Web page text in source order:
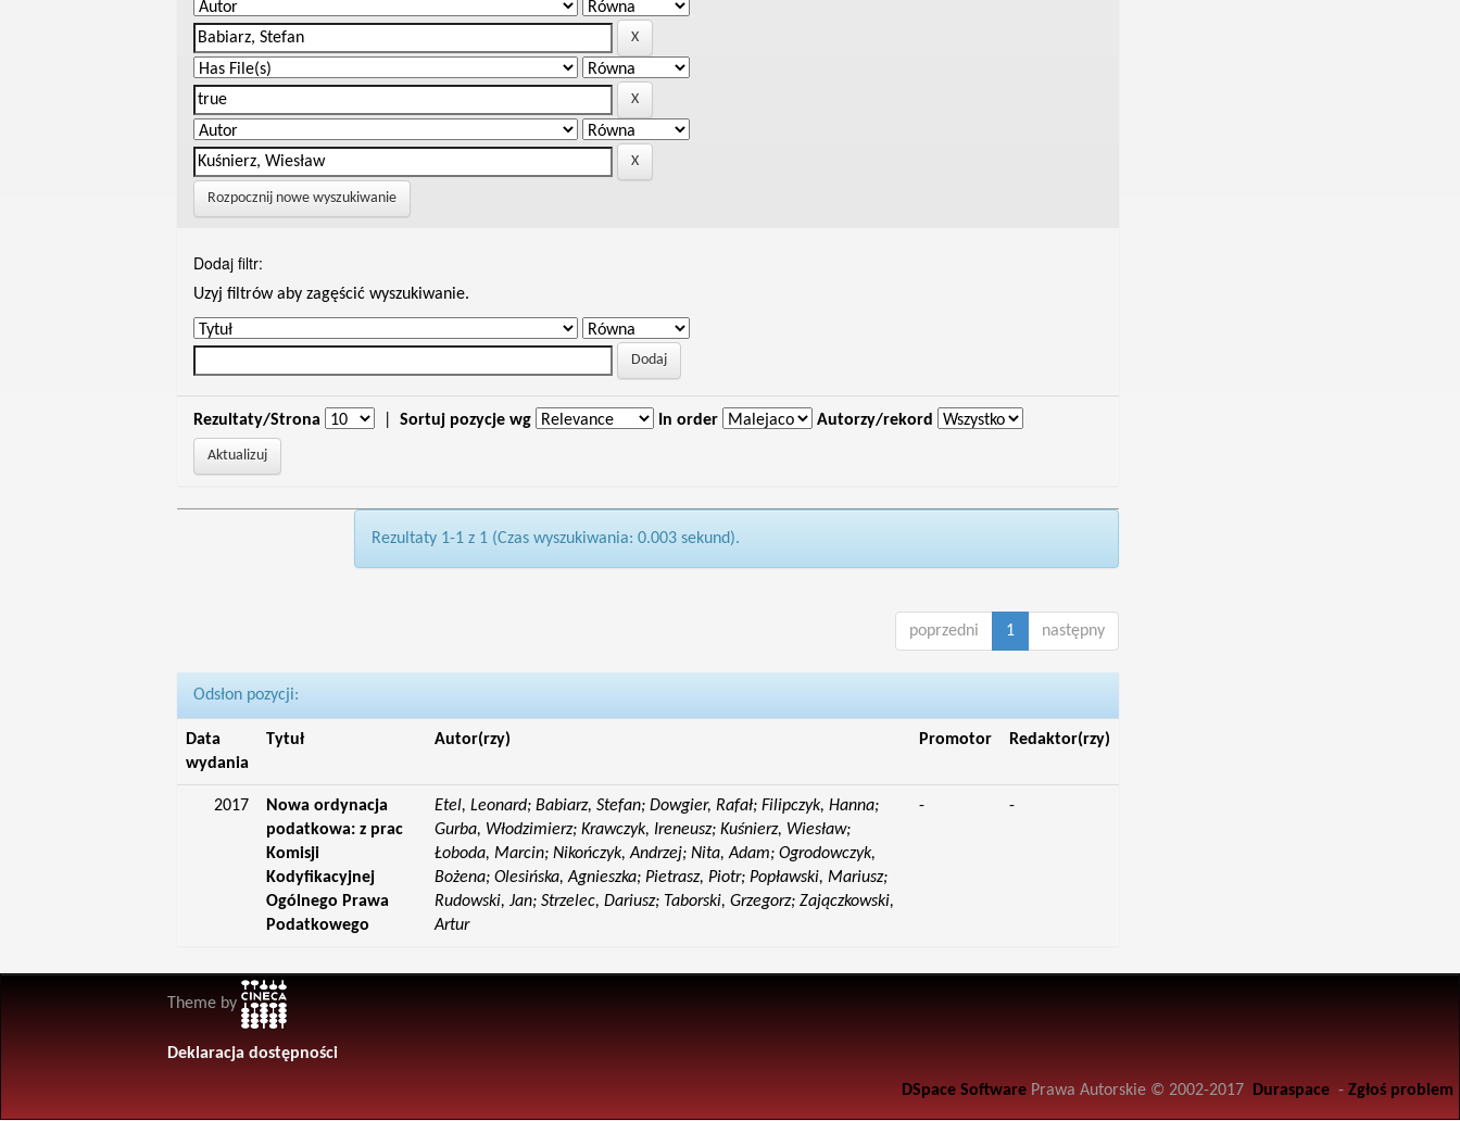
Rozpocznij nowe wyszukiwanie
Dodaj filtr:
Uzyj filtrów aby zagęścić wyszukiwanie.
Rezultaty/Strona Sortuj pozycje wg In order Autorzy/rekord
Rezultaty 1-1 z 1 (Czas wyszukiwania: 0.003 sekund).
poprzedni 1 następny
Odsłon pozycji:
Data
wydania
Tytuł Autor(rzy) Promotor Redaktor(rzy)
2017
Nowa ordynacja
podatkowa: z prac
Komisji
Kodyfikacyjnej
Ogólnego Prawa
Podatkowego
Etel, Leonard; Babiarz, Stefan; Dowgier, Rafał; Filipczyk, Hanna;
Gurba, Włodzimierz; Krawczyk, Ireneusz; Kuśnierz, Wiesław;
Łoboda, Marcin; Nikończyk, Andrzej; Nita, Adam; Ogrodowczyk,
Bożena; Olesińska, Agnieszka; Pietrasz, Piotr; Popławski, Mariusz;
Rudowski, Jan; Strzelec, Dariusz; Taborski, Grzegorz; Zajączkowski,
Artur
- -
Theme by
Deklaracja dostępności
DSpace Software Prawa Autorskie © 2002-2017 Duraspace - Zgłoś problem